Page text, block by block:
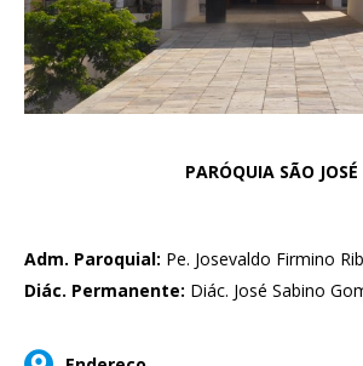
PARÓQUIA SÃO JOSÉ
Adm. Paroquial: Pe. Josevaldo Firmino
Diác. Permanente: Diác. José Sabino